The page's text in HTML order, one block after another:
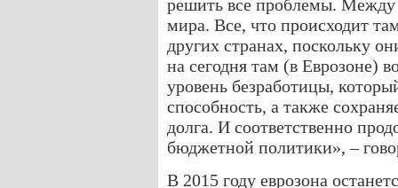
решить все проблемы. Между
мира. Все, что происходит
других странах, поскольку
на сегодня там (в Еврозоне)
уровень безработицы,
способность, а также
долга. И соответственно
бюджетной политики», –
В 2015 году еврозона